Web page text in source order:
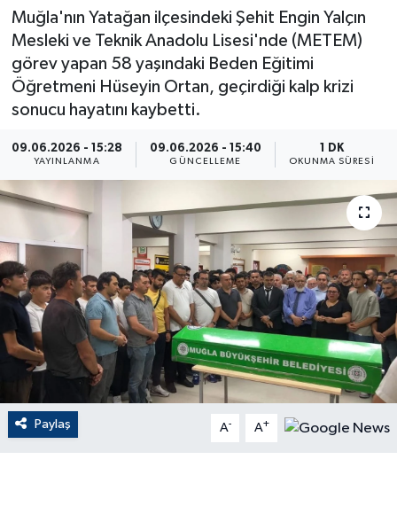
Muğla'nın Yatağan ilçesindeki Şehit Engin Yalçın
Mesleki ve Teknik Anadolu Lisesi'nde (METEM)
görev yapan 58 yaşındaki Beden Eğitimi
Öğretmeni Hüseyin Ortan, geçirdiği kalp krizi
sonucu hayatını kaybetti.
09.06.2026 - 15:28
YAYINLANMA
09.06.2026 - 15:40
GÜNCELLEME
1 DK
OKUNMA SÜRESI
Paylaş A- A+
Advertising news
Canlı Maç
Dış Haberler
Dünya
EĞİTİM
EKONOMİ
English News
Finans
Haber Arşivi